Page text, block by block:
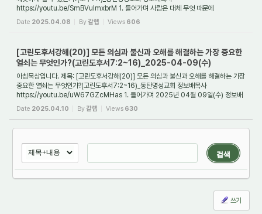
https://youtu.be/SmBVulmxbrM 1. 들어가며 사람은 대체 무엇 때문에
더럽혀지는가? 그리고 만약 사람이 더럽...
Date 2025.04.08 By갈렙 Views 606
[고린도후서강해(20)] 모든 의심과 불신과 오해를 해결하는 가장 중요한
열쇠는 무엇인가?(고린도후서7:2~16)_2025-04-09(수)
아침묵상입니다. 제목: [고린도후서강해(20)] 모든 의심과 불신과 오해를 해결하는 가장
중요한 열쇠는 무엇인가?(고린도후서7:2~16)_동탄명성교회 정보배목사
https://youtu.be/uW67GZcMHas 1. 들어가며 2025년 04월 09일(수) 정보배
목사
Date 2025.04.10 By갈렙 Views 630
검색
쓰기